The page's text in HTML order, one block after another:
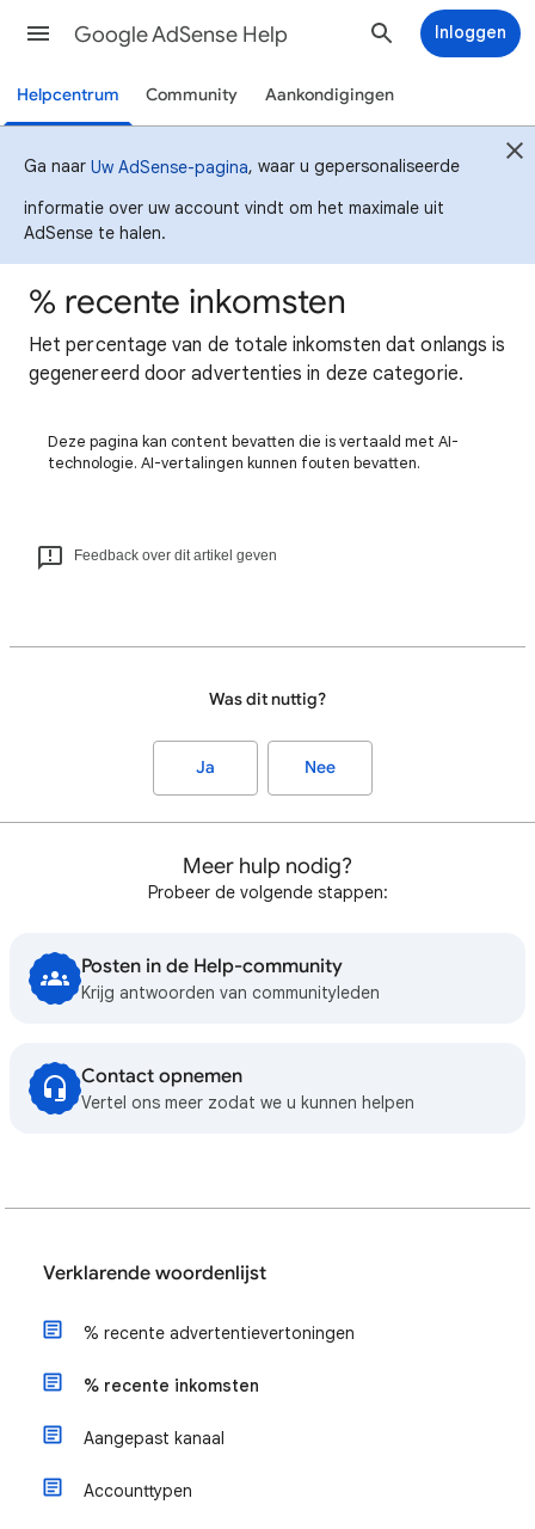
Google AdSense Help Inloggen
Helpcentrum Community Aankondigingen
Ga naar Uw AdSense-pagina, waar u gepersonaliseerde
informatie over uw account vindt om het maximale uit
AdSense te halen.
% recente inkomsten
Het percentage van de totale inkomsten dat onlangs is
gegenereerd door advertenties in deze categorie.
Deze pagina kan content bevatten die is vertaald met AI-
technologie. AI-vertalingen kunnen fouten bevatten.
Feedback over dit artikel geven
Was dit nuttig?
Ja Nee
Meer hulp nodig?
Probeer de volgende stappen:
Posten in de Help-community
Krijg antwoorden van communityleden
Contact opnemen
Vertel ons meer zodat we u kunnen helpen
Verklarende woordenlijst
% recente advertentievertoningen
% recente inkomsten
Aangepast kanaal
Accounttypen